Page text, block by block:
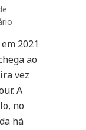
em
chega
ao
Brasil
a
“Grand
America
2021
ao
vez
A
no
há